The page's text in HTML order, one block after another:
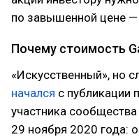
по завышенной цене —
Почему стоимость
«Искусственный», но
начался с публикации
участника
29 ноября 2020 года: